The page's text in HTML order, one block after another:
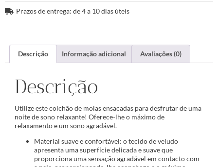
Prazos de entrega: de 4 a 10 dias úteis
Descrição Informação adicional Avaliações (0)
Descrição
Utilize este colchão de molas ensacadas para desfrutar de uma
noite de sono relaxante! Oferece-lhe o máximo de
relaxamento e um sono agradável.
Material suave e confortável: o tecido de veludo
apresenta uma superfície delicada e suave que
proporciona uma sensação agradável em contacto com